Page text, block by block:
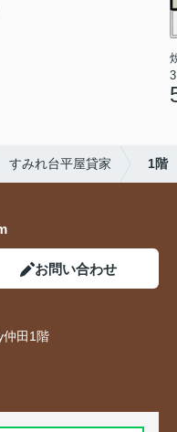
すみれ台平屋貸家 1階
お問い合わせ
仲田1階